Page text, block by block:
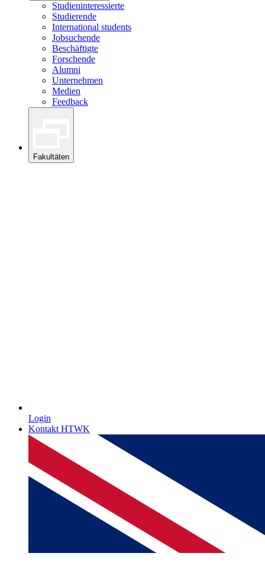
Studieninteressierte
Studierende
International students
Jobsuchende
Beschäftigte
Forschende
Alumni
Unternehmen
Medien
Feedback
Fakultäten
Login
Kontakt HTWK